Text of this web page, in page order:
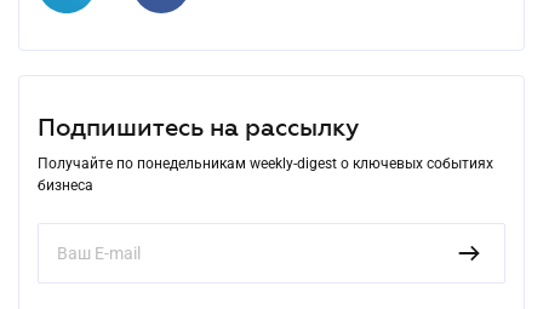
Подпишитесь на рассылку
Получайте по понедельникам weekly-digest о ключевых событиях
бизнеса